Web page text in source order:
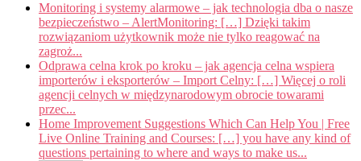
Monitoring i systemy alarmowe – jak technologia dba o nasze
bezpieczeństwo – AlertMonitoring: […] Dzięki takim
rozwiązaniom użytkownik może nie tylko reagować na
zagroż...
Odprawa celna krok po kroku – jak agencja celna wspiera
importerów i eksporterów – Import Celny: […] Więcej o roli
agencji celnych w międzynarodowym obrocie towarami
przec...
Home Improvement Suggestions Which Can Help You | Free
Live Online Training and Courses: […] you have any kind of
questions pertaining to where and ways to make us...